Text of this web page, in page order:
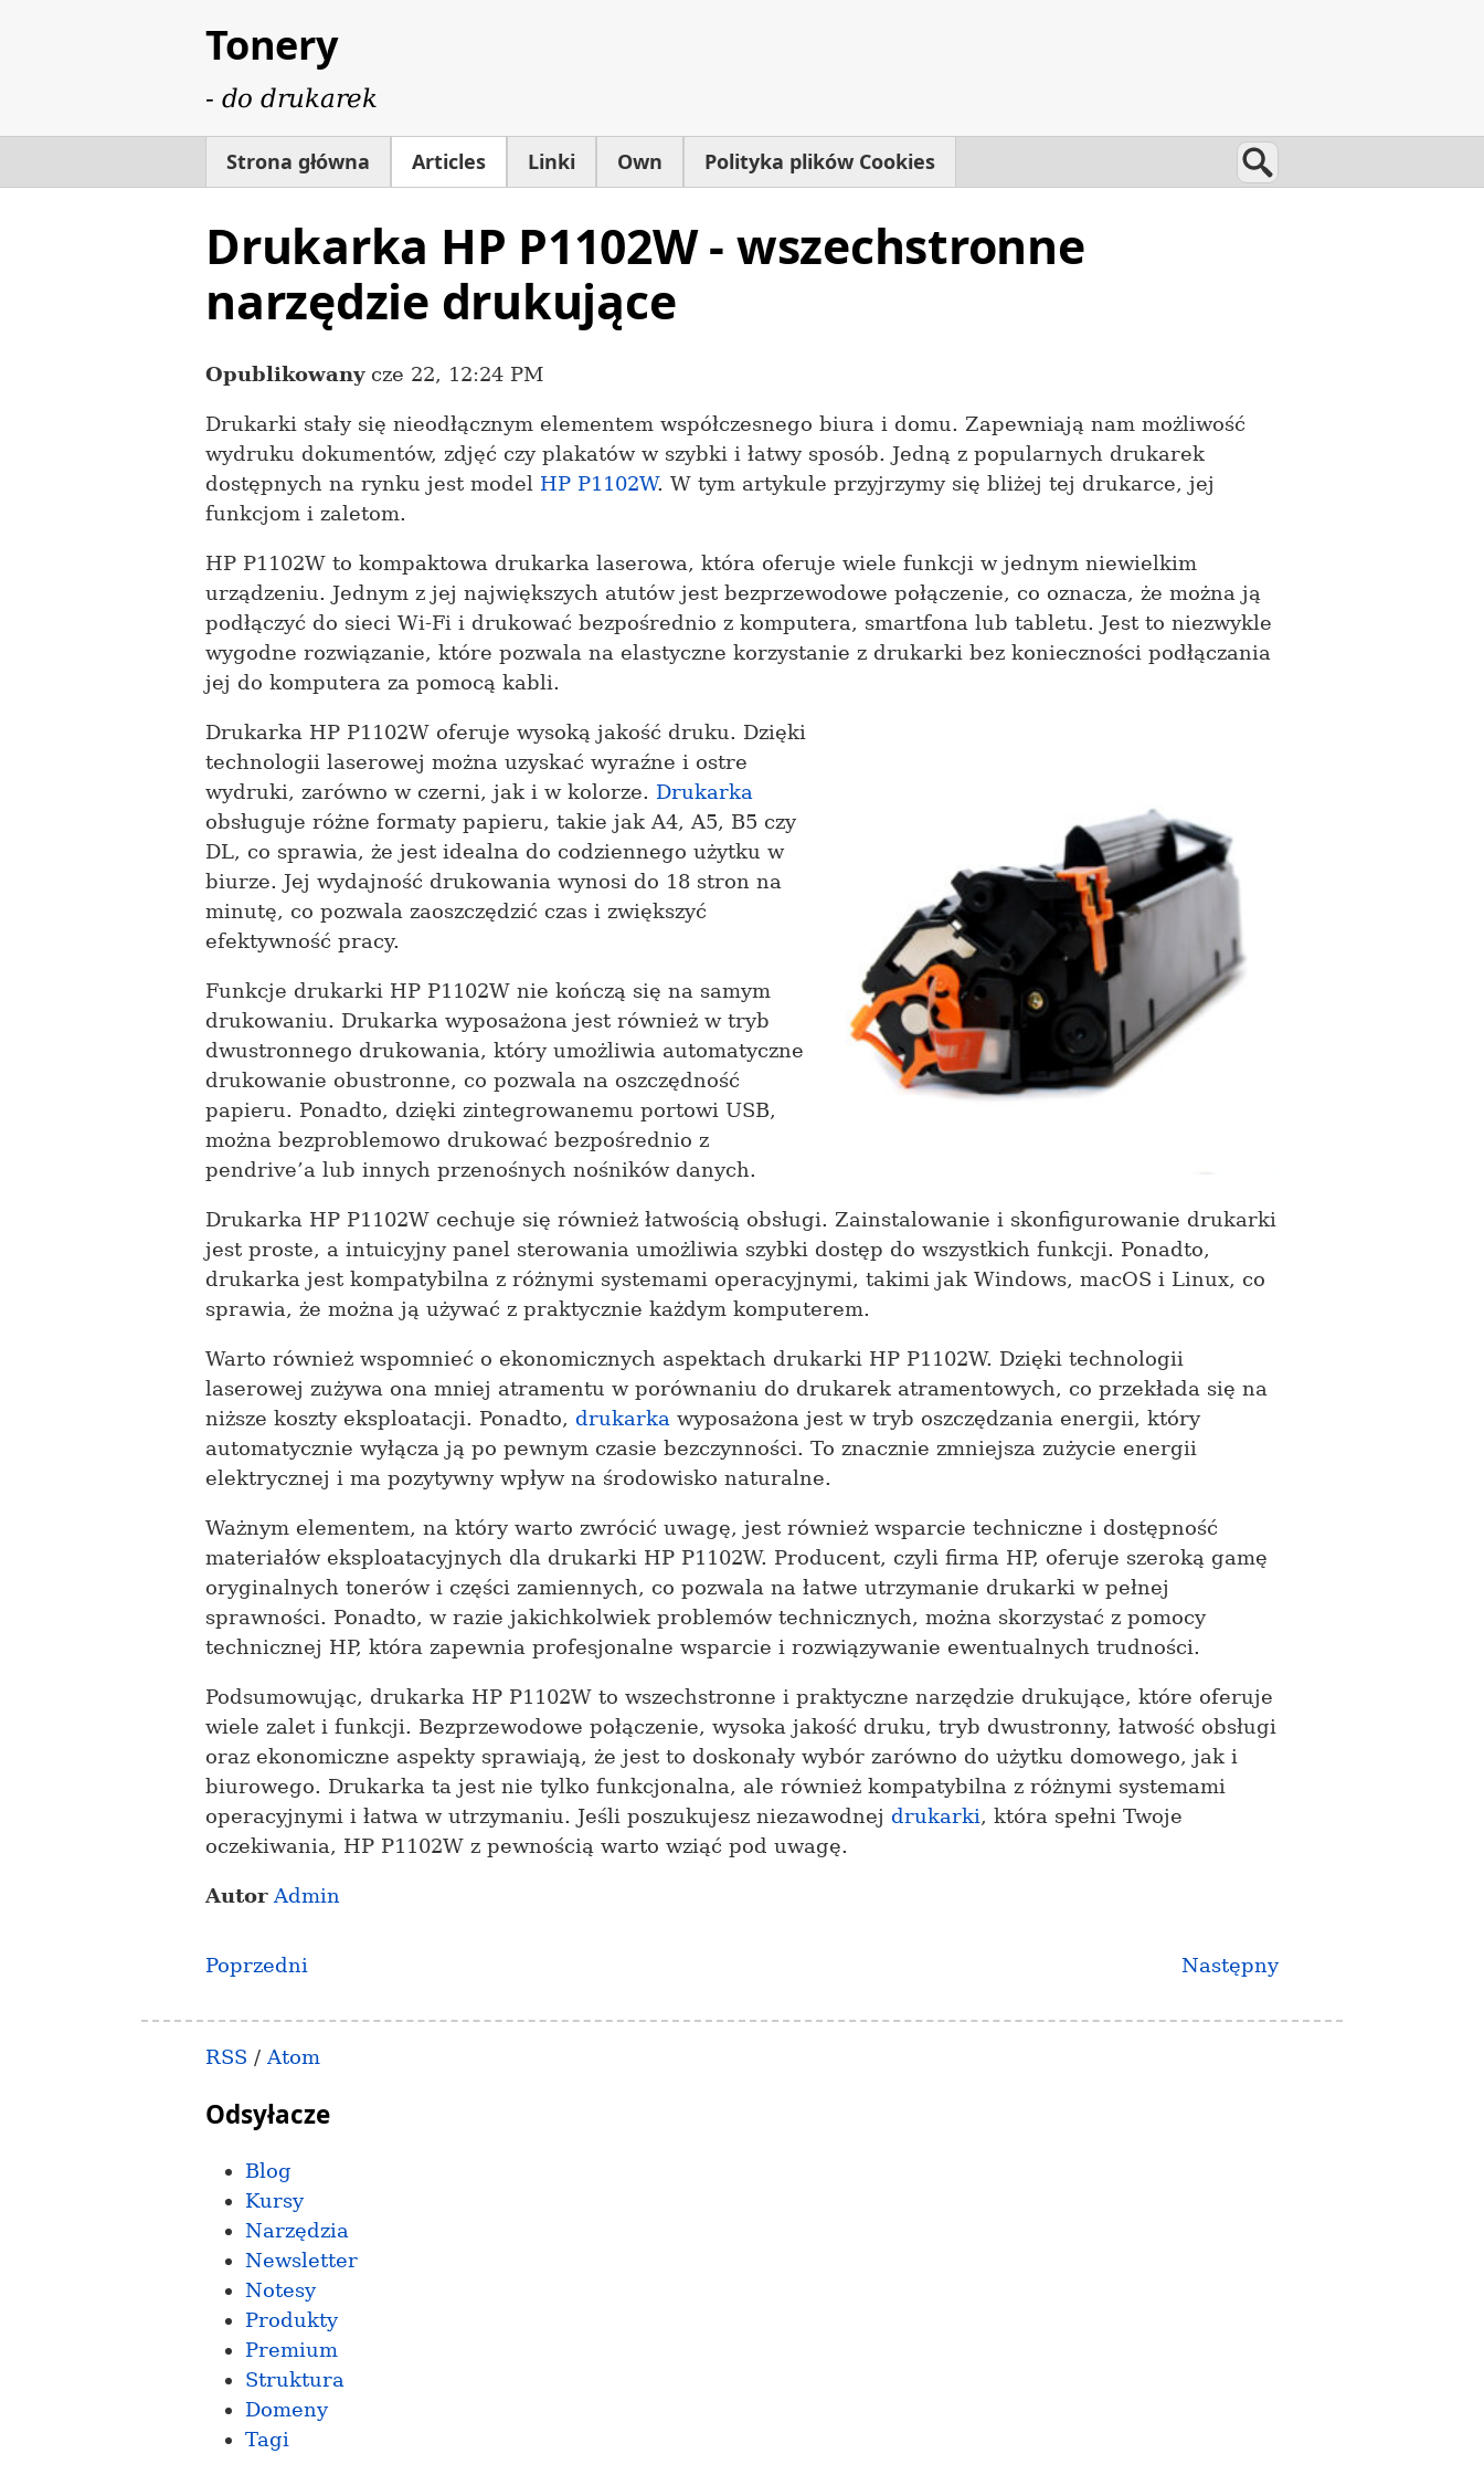
Tonery
- do drukarek
Strona główna Articles Linki Own Polityka plików Cookies Wyszukaj
Drukarka HP P1102W - wszechstronne
narzędzie drukujące
Opublikowany cze 22, 12:24 PM
Drukarki stały się nieodłącznym elementem współczesnego biura i domu. Zapewniają nam możliwość
wydruku dokumentów, zdjęć czy plakatów w szybki i łatwy sposób. Jedną z popularnych drukarek
dostępnych na rynku jest model HP P1102W. W tym artykule przyjrzymy się bliżej tej drukarce, jej
funkcjom i zaletom.
HP P1102W to kompaktowa drukarka laserowa, która oferuje wiele funkcji w jednym niewielkim
urządzeniu. Jednym z jej największych atutów jest bezprzewodowe połączenie, co oznacza, że można ją
podłączyć do sieci Wi-Fi i drukować bezpośrednio z komputera, smartfona lub tabletu. Jest to niezwykle
wygodne rozwiązanie, które pozwala na elastyczne korzystanie z drukarki bez konieczności podłączania
jej do komputera za pomocą kabli.
Drukarka HP P1102W oferuje wysoką jakość druku. Dzięki
technologii laserowej można uzyskać wyraźne i ostre
wydruki, zarówno w czerni, jak i w kolorze. Drukarka
obsługuje różne formaty papieru, takie jak A4, A5, B5 czy
DL, co sprawia, że jest idealna do codziennego użytku w
biurze. Jej wydajność drukowania wynosi do 18 stron na
minutę, co pozwala zaoszczędzić czas i zwiększyć
efektywność pracy.
Funkcje drukarki HP P1102W nie kończą się na samym
drukowaniu. Drukarka wyposażona jest również w tryb
dwustronnego drukowania, który umożliwia automatyczne
drukowanie obustronne, co pozwala na oszczędność
papieru. Ponadto, dzięki zintegrowanemu portowi USB,
można bezproblemowo drukować bezpośrednio z
pendrive’a lub innych przenośnych nośników danych.
Drukarka HP P1102W cechuje się również łatwością obsługi. Zainstalowanie i skonfigurowanie drukarki
jest proste, a intuicyjny panel sterowania umożliwia szybki dostęp do wszystkich funkcji. Ponadto,
drukarka jest kompatybilna z różnymi systemami operacyjnymi, takimi jak Windows, macOS i Linux, co
sprawia, że można ją używać z praktycznie każdym komputerem.
Warto również wspomnieć o ekonomicznych aspektach drukarki HP P1102W. Dzięki technologii
laserowej zużywa ona mniej atramentu w porównaniu do drukarek atramentowych, co przekłada się na
niższe koszty eksploatacji. Ponadto, drukarka wyposażona jest w tryb oszczędzania energii, który
automatycznie wyłącza ją po pewnym czasie bezczynności. To znacznie zmniejsza zużycie energii
elektrycznej i ma pozytywny wpływ na środowisko naturalne.
Ważnym elementem, na który warto zwrócić uwagę, jest również wsparcie techniczne i dostępność
materiałów eksploatacyjnych dla drukarki HP P1102W. Producent, czyli firma HP, oferuje szeroką gamę
oryginalnych tonerów i części zamiennych, co pozwala na łatwe utrzymanie drukarki w pełnej
sprawności. Ponadto, w razie jakichkolwiek problemów technicznych, można skorzystać z pomocy
technicznej HP, która zapewnia profesjonalne wsparcie i rozwiązywanie ewentualnych trudności.
Podsumowując, drukarka HP P1102W to wszechstronne i praktyczne narzędzie drukujące, które oferuje
wiele zalet i funkcji. Bezprzewodowe połączenie, wysoka jakość druku, tryb dwustronny, łatwość obsługi
oraz ekonomiczne aspekty sprawiają, że jest to doskonały wybór zarówno do użytku domowego, jak i
biurowego. Drukarka ta jest nie tylko funkcjonalna, ale również kompatybilna z różnymi systemami
operacyjnymi i łatwa w utrzymaniu. Jeśli poszukujesz niezawodnej drukarki, która spełni Twoje
oczekiwania, HP P1102W z pewnością warto wziąć pod uwagę.
AutorAdmin
Poprzedni Następny
RSS /Atom
Odsyłacze
Blog
Kursy
Narzędzia
Newsletter
Notesy
Produkty
Premium
Struktura
Domeny
Tagi